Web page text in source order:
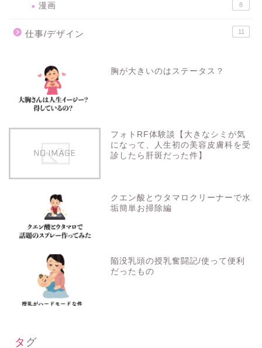
漫画 8
仕事/デザイン 11
胸が大きいのはステータス？
フォトRF体験談【大きなシミが気
になって、人生初の美容皮膚科を受
診したら肝斑だった件】
クエン酸とウタマロクリーナーで水
垢簡単お掃除編
陥没乳頭の授乳奮闘記/使って便利
だったもの
タグ